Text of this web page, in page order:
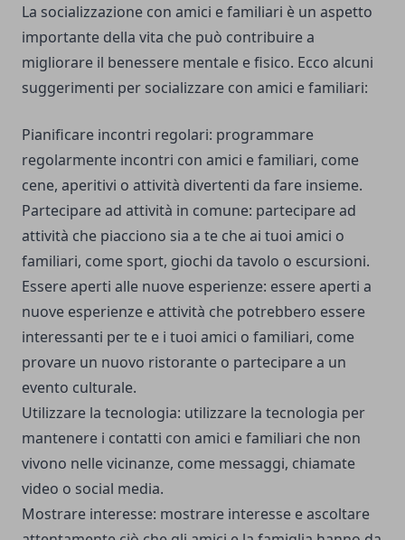
La socializzazione con amici e familiari è un aspetto
importante della vita che può contribuire a
migliorare il benessere mentale e fisico. Ecco alcuni
suggerimenti per socializzare con amici e familiari:
Pianificare incontri regolari: programmare
regolarmente incontri con amici e familiari, come
cene, aperitivi o attività divertenti da fare insieme.
Partecipare ad attività in comune: partecipare ad
attività che piacciono sia a te che ai tuoi amici o
familiari, come sport, giochi da tavolo o escursioni.
Essere aperti alle nuove esperienze: essere aperti a
nuove esperienze e attività che potrebbero essere
interessanti per te e i tuoi amici o familiari, come
provare un nuovo ristorante o partecipare a un
evento culturale.
Utilizzare la tecnologia: utilizzare la tecnologia per
mantenere i contatti con amici e familiari che non
vivono nelle vicinanze, come messaggi, chiamate
video o social media.
Mostrare interesse: mostrare interesse e ascoltare